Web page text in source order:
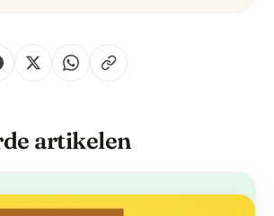
artikelen